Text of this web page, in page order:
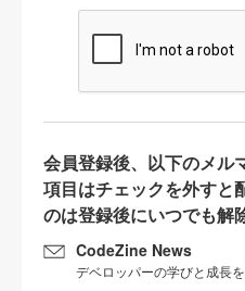
会員登録後、以下のメル
項目はチェックを外すと
のは登録後にいつでも解
CodeZine News
デベロッパーの学びと成長